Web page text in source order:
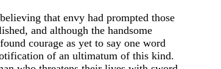
that envy had prompted those
and although the handsome
courage as yet to say one word
of an ultimatum of this kind.